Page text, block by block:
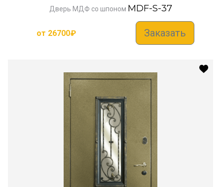
Дверь МДФ со шпоном MDF-S-37
от 26700₽ Заказать